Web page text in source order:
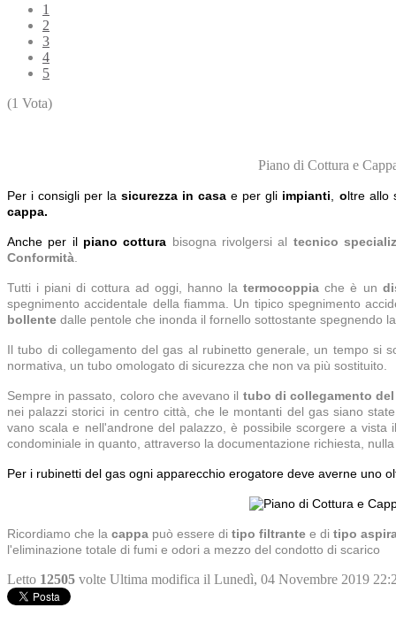
1
2
3
4
5
(1 Vota)
Piano di Cottura e
Per i consigli per la sicurezza in casae per gli impianti oltre allo
cappa.
Anche per il piano cottura bisogna rivolgersi al tecnico
Conformità
Tutti i piani di cottura ad oggi, hanno latermocoppia che è un
spegnimento accidentale della fiamma. Un tipico spegnimento
bollente dalle pentole che inonda il fornello sottostante spegnendo
Il tubo di collegamento del gas al rubinetto generale, un tempo si
normativa, un tubo omologato di sicurezza che non va più sostituito.
Sempre in passato, coloro che avevano il tubo di collegamento
nei palazzi storici in centro città, che le montanti del gas siano
vano scala e nell'androne del palazzo, è possibile scorgere a
condominiale in quanto, attraverso la documentazione richiesta,
Per i rubinetti del gas ogni apparecchio erogatore deve averne uno
Ricordiamo che la cappa può essere di tipo filtrante e di tipo
l'eliminazione totale di fumi e odori a mezzo del condotto di scarico
Letto 12505 volte Ultima modifica il Lunedì, 04 Novembre 2019